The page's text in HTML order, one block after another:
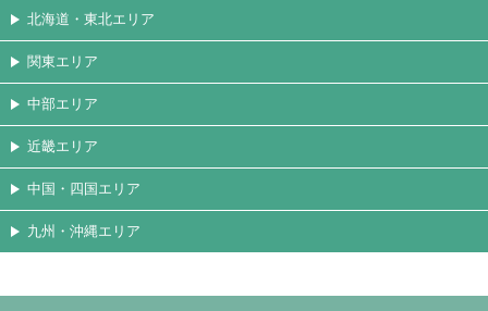
北海道・東北エリア
関東エリア
中部エリア
近畿エリア
中国・四国エリア
九州・沖縄エリア